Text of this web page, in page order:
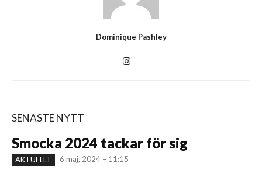
Dominique Pashley
SENASTE NYTT
Smocka 2024 tackar för sig
AKTUELLT 6 maj, 2024 – 11:15